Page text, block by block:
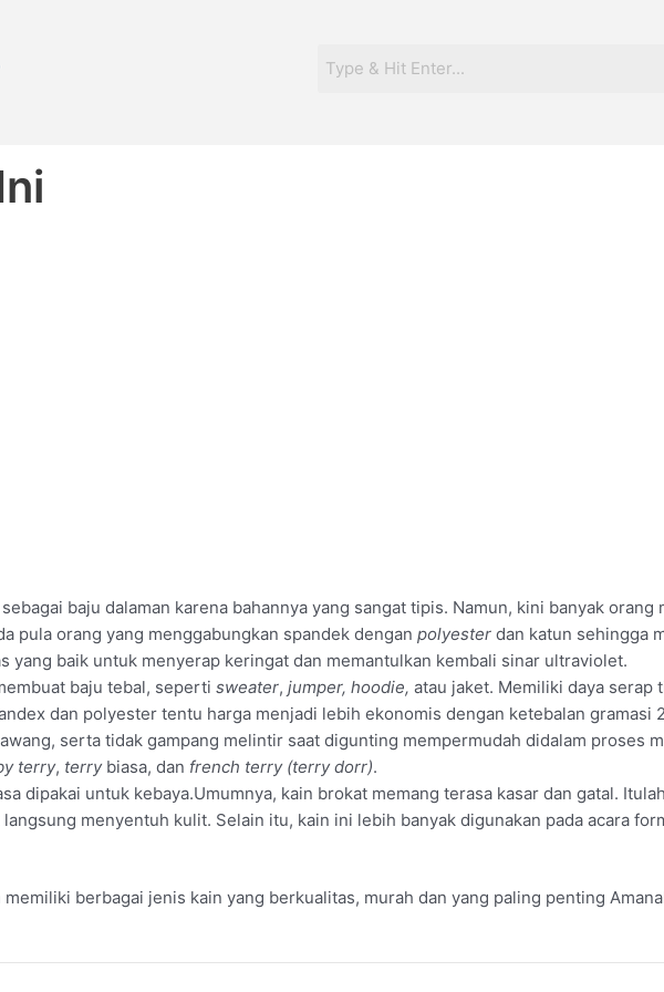
baju dalaman karena bahannya yang sangat tipis. Namun, kini banyak orang
pula orang yang menggabungkan spandek dengan polyester dan katun sehingga
yang baik untuk menyerap keringat dan memantulkan kembali sinar ultraviolet.
baju tebal, seperti sweater, jumper, hoodie, atau jaket. Memiliki daya serap
dan polyester tentu harga menjadi lebih ekonomis dengan ketebalan gramasi
serta tidak gampang melintir saat digunting mempermudah didalam proses
terry, terrybiasa, dan french terry (terry dorr).
dipakai untuk kebaya.Umumnya, kain brokat memang terasa kasar dan gatal.
menyentuh kulit. Selain itu, kain ini lebih banyak digunakan pada acara
berbagai jenis kain yang berkualitas, murah dan yang paling penting